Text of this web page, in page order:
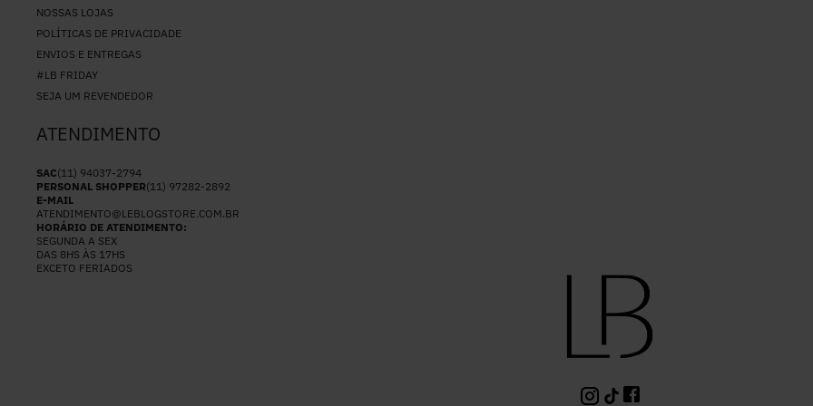
NOSSAS LOJAS
POLÍTICAS DE PRIVACIDADE
ENVIOS E ENTREGAS
#LB FRIDAY
SEJA UM REVENDEDOR
ATENDIMENTO
SAC(11) 94037-2794
PERSONAL SHOPPER(11) 97282-2892
E-MAIL
ATENDIMENTO@LEBLOGSTORE.COM.BR
HORÁRIO DE ATENDIMENTO:
SEGUNDA A SEX
DAS 8HS ÀS 17HS
EXCETO FERIADOS